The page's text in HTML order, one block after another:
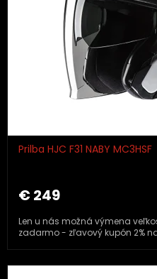
Prilba HJC F31 NABY MC3HSF
€ 249
Len u nás možná výmena
zadarmo - zľavový kupón 2%